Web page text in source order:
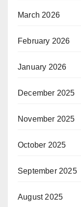
March 2026
February 2026
January 2026
December 2025
November 2025
October 2025
September 2025
August 2025